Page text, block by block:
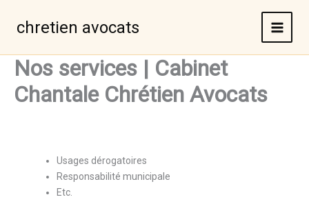
chretien avocats
Nos services | Cabinet
Chantale Chrétien Avocats
Usages dérogatoires
Responsabilité municipale
Etc.